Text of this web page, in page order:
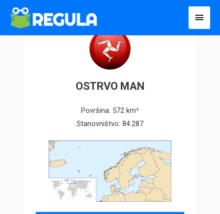
Пређи
OSTRVO MAN
Površina: 572 km²
Stanovništvo: 84.287